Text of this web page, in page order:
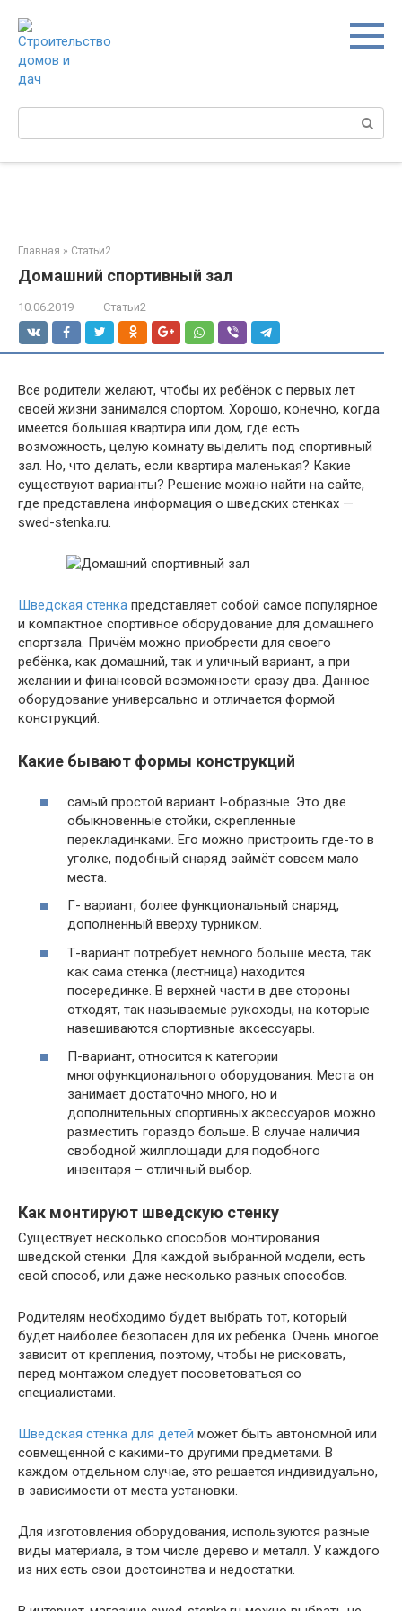
контенту
Главная » Статьи2
Домашний спортивный зал
10.06.2019 Статьи2
Все родители желают, чтобы их ребёнок с первых лет
своей жизни занимался спортом. Хорошо, конечно, когда
имеется большая квартира или дом, где есть
возможность, целую комнату выделить под спортивный
зал. Но, что делать, если квартира маленькая? Какие
существуют варианты? Решение можно найти на сайте,
где представлена информация о шведских стенках —
swed-stenka.ru.
Шведская стенка представляет собой самое популярное
и компактное спортивное оборудование для домашнего
спортзала. Причём можно приобрести для своего
ребёнка, как домашний, так и уличный вариант, а при
желании и финансовой возможности сразу два. Данное
оборудование универсально и отличается формой
конструкций.
Какие бывают формы конструкций
самый простой вариант I-образные. Это две
обыкновенные стойки, скрепленные
перекладинками. Его можно пристроить где-то в
уголке, подобный снаряд займёт совсем мало
места.
Г- вариант, более функциональный снаряд,
дополненный вверху турником.
Т-вариант потребует немного больше места, так
как сама стенка (лестница) находится
посерединке. В верхней части в две стороны
отходят, так называемые рукоходы, на которые
навешиваются спортивные аксессуары.
П-вариант, относится к категории
многофункционального оборудования. Места он
занимает достаточно много, но и
дополнительных спортивных аксессуаров можно
разместить гораздо больше. В случае наличия
свободной жилплощади для подобного
инвентаря – отличный выбор.
Как монтируют шведскую стенку
Существует несколько способов монтирования
шведской стенки. Для каждой выбранной модели, есть
свой способ, или даже несколько разных способов.
Родителям необходимо будет выбрать тот, который
будет наиболее безопасен для их ребёнка. Очень многое
зависит от крепления, поэтому, чтобы не рисковать,
перед монтажом следует посоветоваться со
специалистами.
Шведская стенка для детей может быть автономной или
совмещенной с какими-то другими предметами. В
каждом отдельном случае, это решается индивидуально,
в зависимости от места установки.
Для изготовления оборудования, используются разные
виды материала, в том числе дерево и металл. У каждого
из них есть свои достоинства и недостатки.